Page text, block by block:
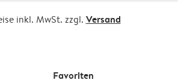
inkl. MwSt. zzgl. Versand
Favoriten